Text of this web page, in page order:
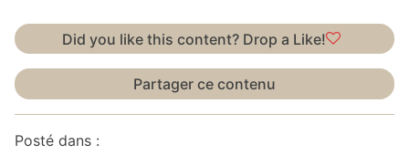
Did you like this content? Drop a Like!
Partager ce contenu
Posté dans :